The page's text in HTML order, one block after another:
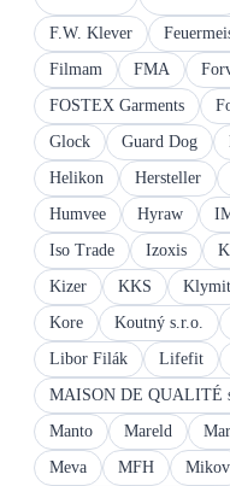
F.W. Klever
Filmam
FMA
FOSTEX Garments
Glock
Guard Dog
Helikon
Hersteller
Humvee
Hyraw
Iso Trade
Izoxis
Kizer
KKS Klymit
Kore
Koutný s.r.o.
Libor Filák
Lifefit
MAISON DE QUALITÉ
Manto
Mareld
Meva
MFH Mikov